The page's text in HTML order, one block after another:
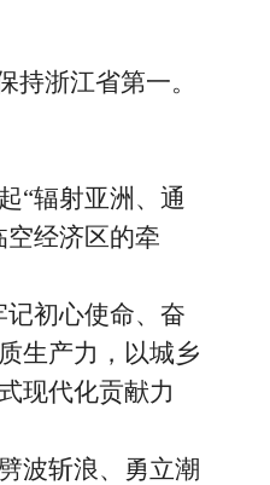
持浙江省第一。
“辐射亚洲、通
经济区的牵
初心使命、奋
生产力，以城乡
现代化贡献力
波斩浪、勇立潮